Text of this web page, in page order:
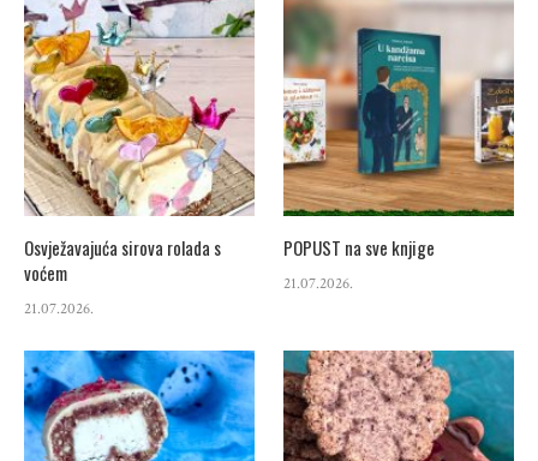
Osvježavajuća sirova rolada s
voćem
21.07.2026.
POPUST na sve knjige
21.07.2026.